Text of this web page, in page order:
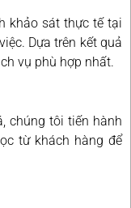
khảo sát thực tế tại
Dựa trên kết quả
vụ phù hợp nhất.
chúng tôi tiến hành
từ khách hàng để